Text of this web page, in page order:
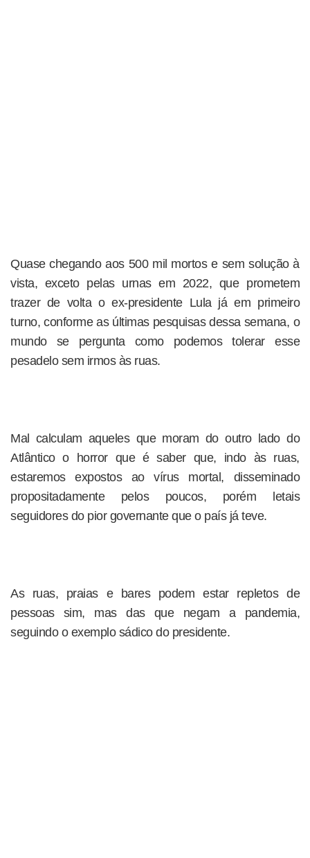
Quase chegando aos 500 mil mortos e sem solução à
vista, exceto pelas urnas em 2022, que prometem
trazer de volta o ex-presidente Lula já em primeiro
turno, conforme as últimas pesquisas dessa semana, o
mundo se pergunta como podemos tolerar esse
pesadelo sem irmos às ruas.
Mal calculam aqueles que moram do outro lado do
Atlântico o horror que é saber que, indo às ruas,
estaremos expostos ao vírus mortal, disseminado
propositadamente pelos poucos, porém letais
seguidores do pior governante que o país já teve.
As ruas, praias e bares podem estar repletos de
pessoas sim, mas das que negam a pandemia,
seguindo o exemplo sádico do presidente.